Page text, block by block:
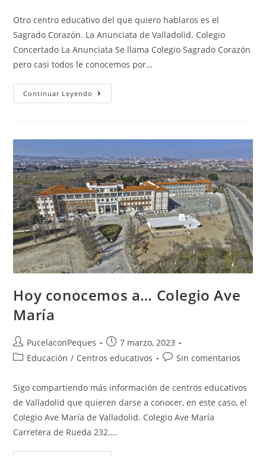
Otro centro educativo del que quiero hablaros es el
Sagrado Corazón. La Anunciata de Valladolid. Colegio
Concertado La Anunciata Se llama Colegio Sagrado Corazón
pero casi todos le conocemos por…
Continuar Leyendo
Hoy conocemos a… Colegio Ave
María
PucelaconPeques
7 marzo, 2023
Educación / Centros educativos Sin comentarios
Sigo compartiendo más información de centros educativos
de Valladolid que quieren darse a conocer, en este caso, el
Colegio Ave María de Valladolid. Colegio Ave María
Carretera de Rueda 232.…